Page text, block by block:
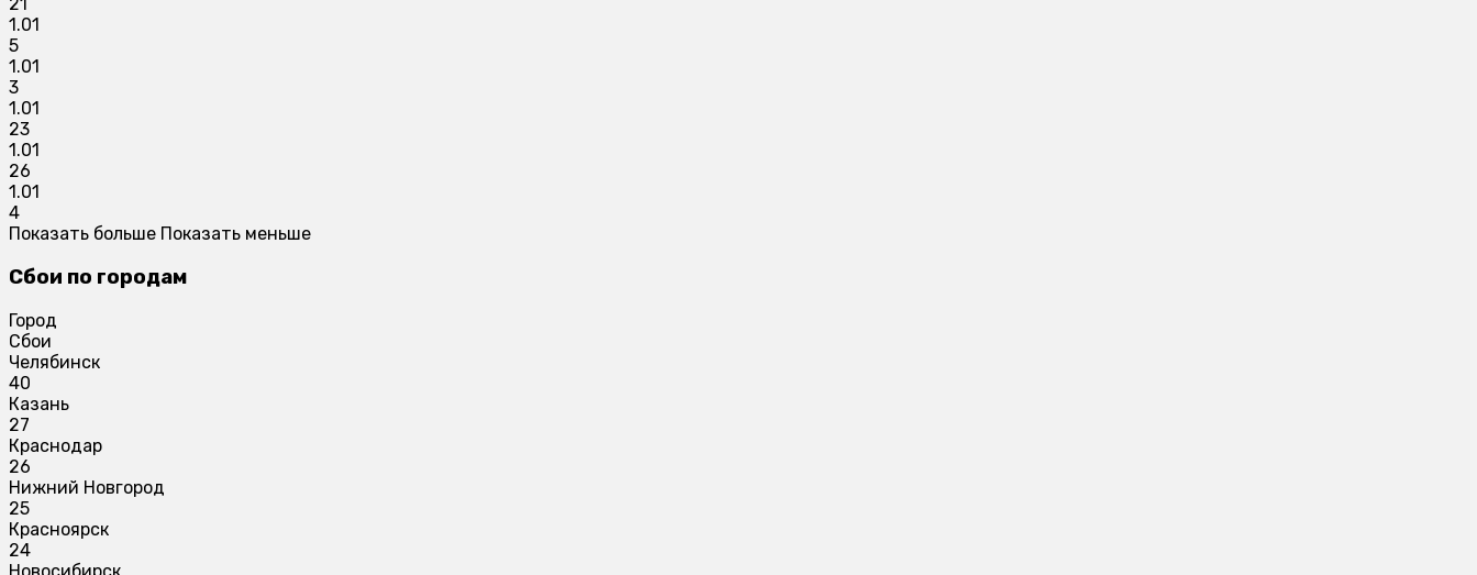
1.01
5
1.01
3
1.01
23
1.01
26
1.01
4
Показать больше Показать меньше
Сбои по городам
Город
Сбои
Челябинск
40
Казань
27
Краснодар
26
Нижний Новгород
25
Красноярск
24
Новосибирск